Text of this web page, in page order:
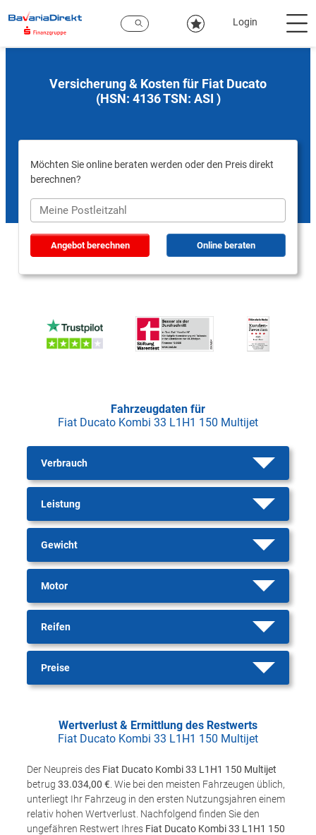
Hauptinhalt
Login
Versicherung & Kosten für Fiat Ducato
(HSN: 4136 TSN: ASI )
Möchten Sie online beraten werden oder den Preis direkt
berechnen?
Angebot berechnen Online beraten
Fahrzeugdaten für
Fiat Ducato Kombi 33 L1H1 150 Multijet
Verbrauch
Leistung
Gewicht
Motor
Reifen
Preise
Wertverlust & Ermittlung des Restwerts
Fiat Ducato Kombi 33 L1H1 150 Multijet
Der Neupreis des Fiat Ducato Kombi 33 L1H1 150 Multijet
betrug 33.034,00 € . Wie bei den meisten Fahrzeugen üblich,
unterliegt Ihr Fahrzeug in den ersten Nutzungsjahren einem
relativ hohen Wertverlust. Nachfolgend finden Sie den
ungefähren Restwert Ihres Fiat Ducato Kombi 33 L1H1 150